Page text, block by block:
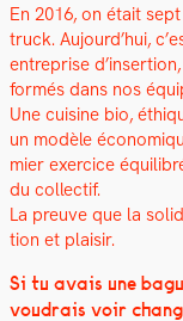
En 2016, on était
truck. Aujourd’hui,
entre­prise
for­més dans nos
Une cui­sine bio,
un mod­èle
mier exer­ci­ce
du col­lec­tif.
La preuve que la
tion et plaisir.
Si tu avais une
voudrais voir